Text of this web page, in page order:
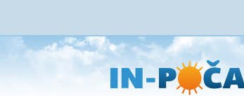
Přejít
na
hlavní
obsah